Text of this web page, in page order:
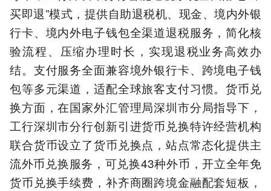
买即退”模式，提供自助退税机、现金、境内外银
行卡、境内外电子钱包全渠道退税服务，简化核
验流程、压缩办理时长，实现退税业务高效办
结。支付服务全面兼容境外银行卡、跨境电子钱
包等多元渠道，适配全球旅客支付习惯。货币兑
换方面，在国家外汇管理局深圳市分局指导下，
工行深圳市分行创新引进货币兑换特许经营机构
联合货币设立了货币兑换点，站点常态化提供主
流外币兑换服务，可兑换43种外币，开立全年免
货币兑换手续费，补齐商圈跨境金融配套短板，